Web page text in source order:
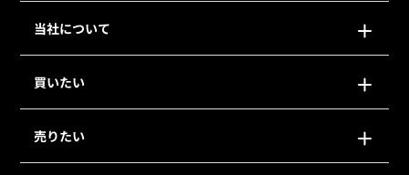
当社について
買いたい
売りたい